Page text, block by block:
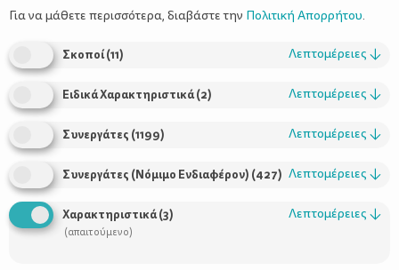
Χρήσιμοι Σύνδεσμοι
Για να μάθετε περισσότερα, διαβάστε την Πολιτική Απορρήτου.
Σκοποί(11) Λεπτομέρειες ↓
Ειδικά Χαρακτηριστικά(2) Λεπτομέρειες ↓
Συνεργάτες (1199) Λεπτομέρειες ↓
Συνεργάτες (Νόμιμο Ενδιαφέρον) (427) Λεπτομέρειες ↓
Χαρακτηριστικά(3)
(απαιτούμενο)
Λεπτομέρειες ↓